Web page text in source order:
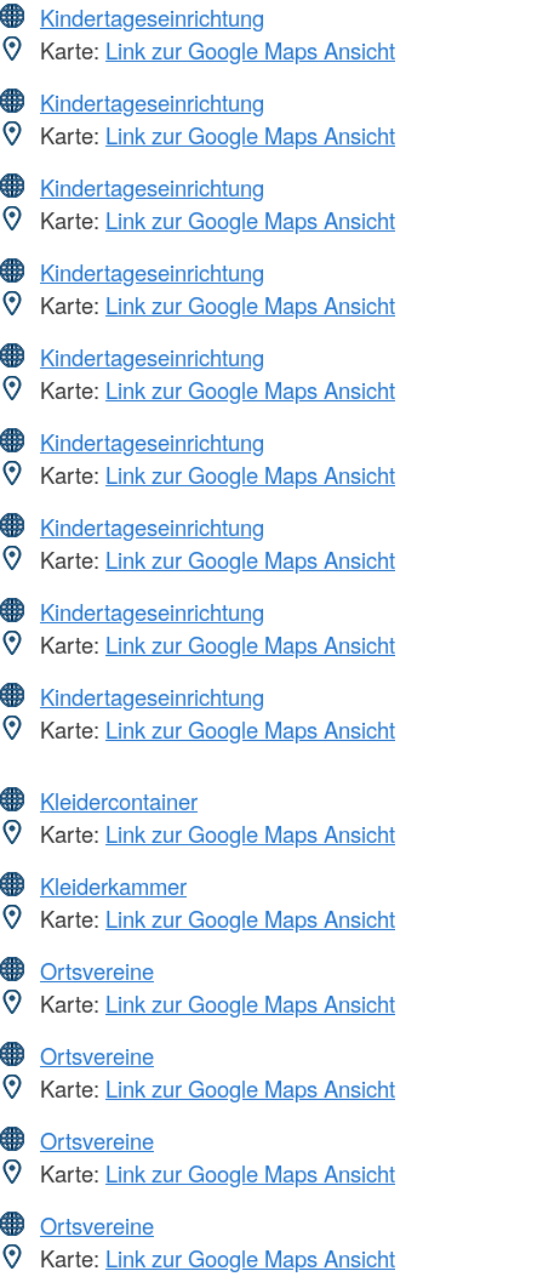
Kindertageseinrichtung
Karte: Link zur Google Maps Ansicht
Kindertageseinrichtung
Karte: Link zur Google Maps Ansicht
Kindertageseinrichtung
Karte: Link zur Google Maps Ansicht
Kindertageseinrichtung
Karte: Link zur Google Maps Ansicht
Kindertageseinrichtung
Karte: Link zur Google Maps Ansicht
Kindertageseinrichtung
Karte: Link zur Google Maps Ansicht
Kindertageseinrichtung
Karte: Link zur Google Maps Ansicht
Kindertageseinrichtung
Karte: Link zur Google Maps Ansicht
Kindertageseinrichtung
Karte: Link zur Google Maps Ansicht
Kleidercontainer
Karte: Link zur Google Maps Ansicht
Kleiderkammer
Karte: Link zur Google Maps Ansicht
Ortsvereine
Karte: Link zur Google Maps Ansicht
Ortsvereine
Karte: Link zur Google Maps Ansicht
Ortsvereine
Karte: Link zur Google Maps Ansicht
Ortsvereine
Karte: Link zur Google Maps Ansicht